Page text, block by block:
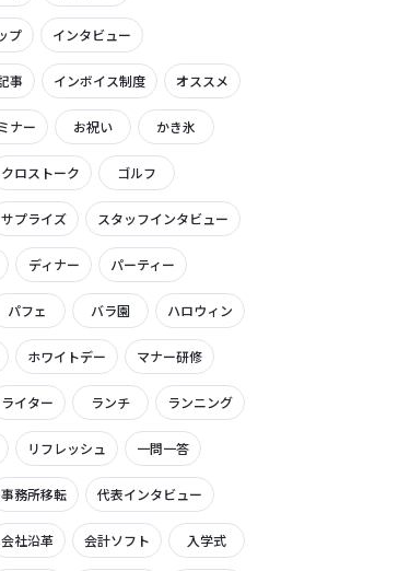
プ インタビュー
事 インボイス制度 オススメ
ナー お祝い かき氷
クロストーク ゴルフ
サプライズ スタッフインタビュー
ディナー パーティー
パフェ バラ園 ハロウィン
ホワイトデー マナー研修
ライター ランチ ランニング
リフレッシュ 一問一答
事務所移転 代表インタビュー
会社沿革 会計ソフト 入学式